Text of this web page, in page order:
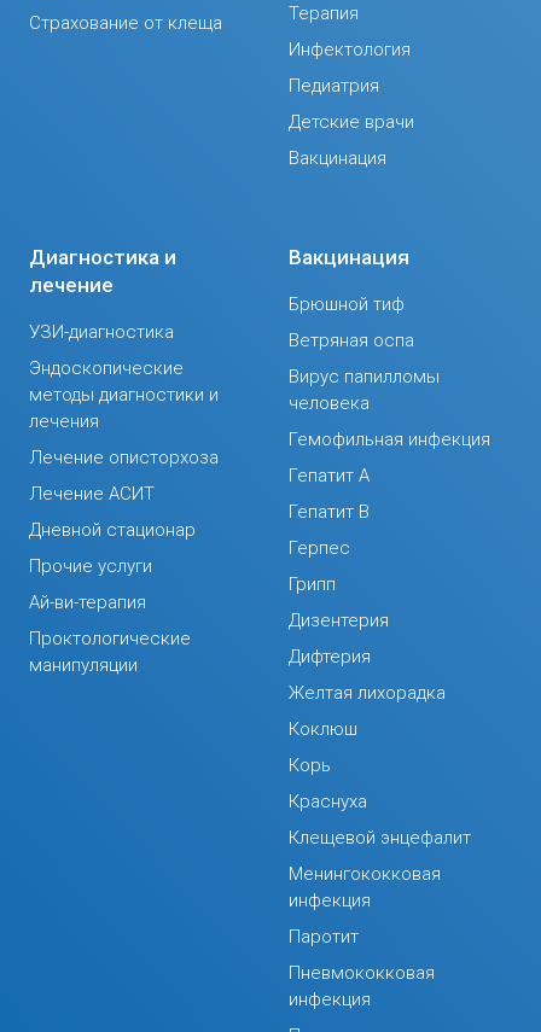
Страхование от клеща
Терапия
Инфектология
Педиатрия
Детские врачи
Вакцинация
Диагностика и
лечение
УЗИ-диагностика
Эндоскопические
методы диагностики и
лечения
Лечение описторхоза
Лечение АСИТ
Дневной стационар
Прочие услуги
Ай-ви-терапия
Проктологические
манипуляции
Вакцинация
Брюшной тиф
Ветряная оспа
Вирус папилломы
человека
Гемофильная инфекция
Гепатит А
Гепатит В
Герпес
Грипп
Дизентерия
Дифтерия
Желтая лихорадка
Коклюш
Корь
Краснуха
Клещевой энцефалит
Менингококковая
инфекция
Паротит
Пневмококковая
инфекция